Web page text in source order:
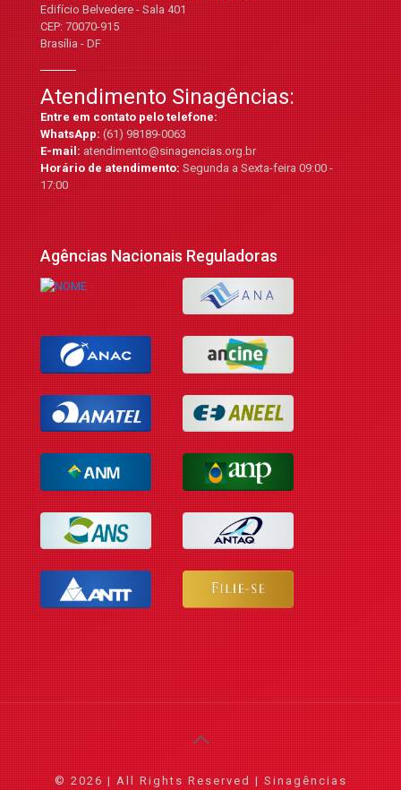
Edifício Belvedere - Sala 401
CEP: 70070-915
Brasília - DF
Atendimento Sinagências:
Entre em contato pelo telefone:
WhatsApp:(61) 98189-0063
E-mail:atendimento@sinagencias.org.br
Horário de atendimento:Segunda a Sexta-feira 09:00 -
17:00
Agências Nacionais Reguladoras
© 2026 | All Rights Reserved | Sinagências